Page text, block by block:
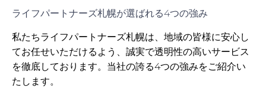
ライフパートナーズ札幌が選ばれる4つの強み
私たちライフパートナーズ札幌は、地域の皆様に安心し
てお任せいただけるよう、誠実で透明性の高いサービス
を徹底しております。当社の誇る4つの強みをご紹介い
たします。